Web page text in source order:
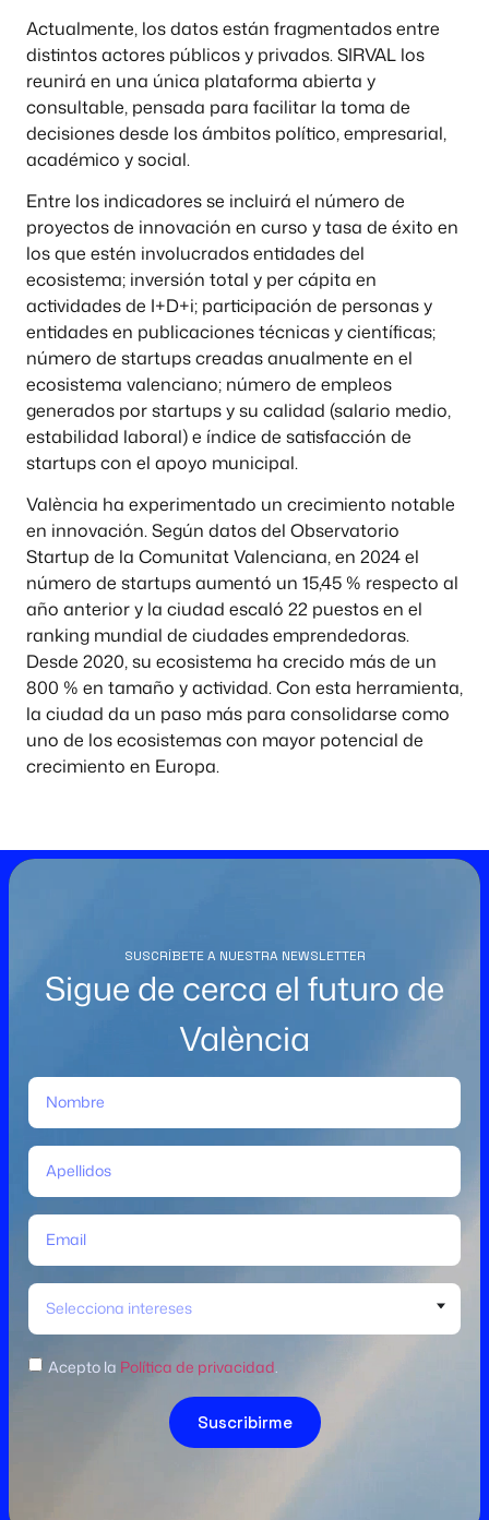
Actualmente, los datos están fragmentados entre
distintos actores públicos y privados. SIRVAL los
reunirá en una única plataforma abierta y
consultable, pensada para facilitar la toma de
decisiones desde los ámbitos político, empresarial,
académico y social.
Entre los indicadores se incluirá el número de
proyectos de innovación en curso y tasa de éxito en
los que estén involucrados entidades del
ecosistema; inversión total y per cápita en
actividades de I+D+i; participación de personas y
entidades en publicaciones técnicas y científicas;
número de startups creadas anualmente en el
ecosistema valenciano; número de empleos
generados por startups y su calidad (salario medio,
estabilidad laboral) e índice de satisfacción de
startups con el apoyo municipal.
València ha experimentado un crecimiento notable
en innovación. Según datos del Observatorio
Startup de la Comunitat Valenciana, en 2024 el
número de startups aumentó un 15,45 % respecto al
año anterior y la ciudad escaló 22 puestos en el
ranking mundial de ciudades emprendedoras.
Desde 2020, su ecosistema ha crecido más de un
800 % en tamaño y actividad. Con esta herramienta,
la ciudad da un paso más para consolidarse como
uno de los ecosistemas con mayor potencial de
crecimiento en Europa.
SUSCRÍBETE A NUESTRA NEWSLETTER
Sigue de cerca el futuro de
València
Selecciona intereses
Acepto la Política de privacidad
Suscribirme